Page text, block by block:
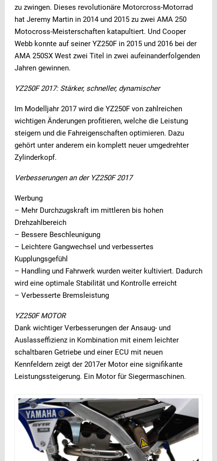
zu zwingen. Dieses revolutionäre Motorcross-Motorrad
hat Jeremy Martin in 2014 und 2015 zu zwei AMA 250
Motocross-Meisterschaften katapultiert. Und Cooper
Webb konnte auf seiner YZ250F in 2015 und 2016 bei der
AMA 250SX West zwei Titel in zwei aufeinanderfolgenden
Jahren gewinnen.
YZ250F 2017: Stärker, schneller, dynamischer
Im Modelljahr 2017 wird die YZ250F von zahlreichen
wichtigen Änderungen profitieren, welche die Leistung
steigern und die Fahreigenschaften optimieren. Dazu
gehört unter anderem ein komplett neuer umgedrehter
Zylinderkopf.
Verbesserungen an der YZ250F 2017
Werbung
– Mehr Durchzugskraft im mittleren bis hohen
Drehzahlbereich
– Bessere Beschleunigung
– Leichtere Gangwechsel und verbessertes
Kupplungsgefühl
– Handling und Fahrwerk wurden weiter kultiviert. Dadurch
wird eine optimale Stabilität und Kontrolle erreicht
– Verbesserte Bremsleistung
YZ250F MOTOR
Dank wichtiger Verbesserungen der Ansaug- und
Auslasseffizienz in Kombination mit einem leichter
schaltbaren Getriebe und einer ECU mit neuen
Kennfeldern zeigt der 2017er Motor eine signifikante
Leistungssteigerung. Ein Motor für Siegermaschinen.